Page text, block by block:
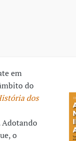
em
do
dos
Adotando
o